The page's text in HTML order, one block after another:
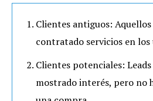
Clientes antiguos:
contratado servicios en los
Clientes potenciales:
mostrado interés, pero no